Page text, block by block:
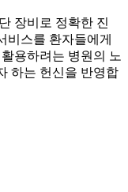
장비로 정확한 진
비스를 환자들에게
용하려는 병원의 노
하는 헌신을 반영합